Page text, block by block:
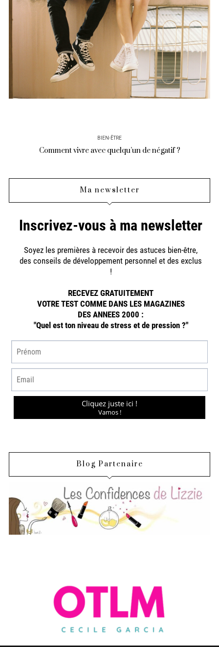
BIEN-ÊTRE
Comment vivre avec quelqu’un de négatif ?
Ma newsletter
Blog Partenaire